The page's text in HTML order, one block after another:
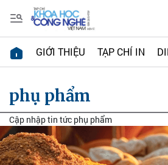
GIỚI THIỆU TẠP CHÍ IN
phụ phẩm
Cập nhập tin tức phụ phẩm